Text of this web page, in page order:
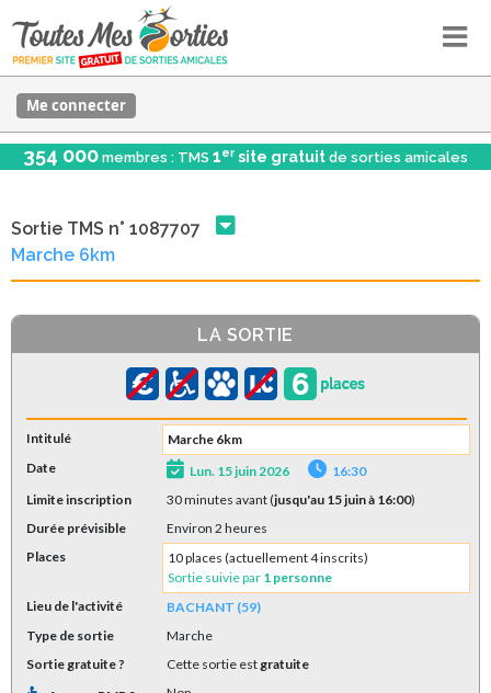
Me connecter
354 000 membres : TMS 1er site gratuit de sorties amicales
Sortie TMS n° 1087707
Marche 6km
LA SORTIE
Intitulé
Marche 6km
Date
Lun. 15 juin 2026
16:30
Limite inscription
30 minutes avant (jusqu'au 15 juin à 16:00)
Durée prévisible
Environ 2 heures
Places
10 places (actuellement 4 inscrits)
Sortie suivie par 1 personne
Lieu de l'activité
BACHANT (59)
Type de sortie
Marche
Sortie gratuite ?
Cette sortie est gratuite